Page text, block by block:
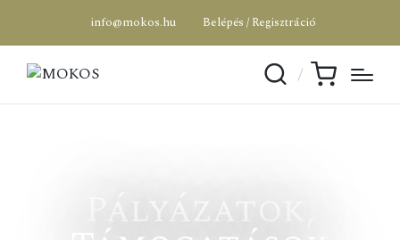
info@mokos.hu Belépés / Regisztráció
Pályázatok,